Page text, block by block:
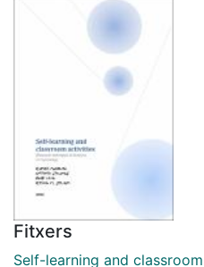
Fitxers
Self-learning and